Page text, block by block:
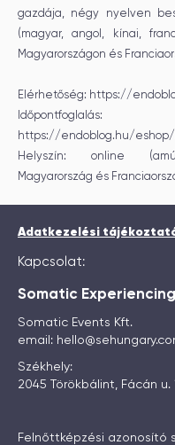
gazdája, négy nyelven
(magyar, angol, kínai,
Magyarországon és
Elérhetőség: https://
Időpontfoglalás:
https://endoblog.hu/eshop/
Helyszín: online
Magyarország és
Adatkezelési
Kapcsolat:
Somatic
Somatic Events Kft.
email:
Székhely:
2045 Törökbálint, Fácán u.
Felnőttképzési azonosító